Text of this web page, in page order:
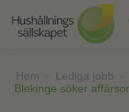
innehåll
Hem Lediga jobb
Blekinge söker